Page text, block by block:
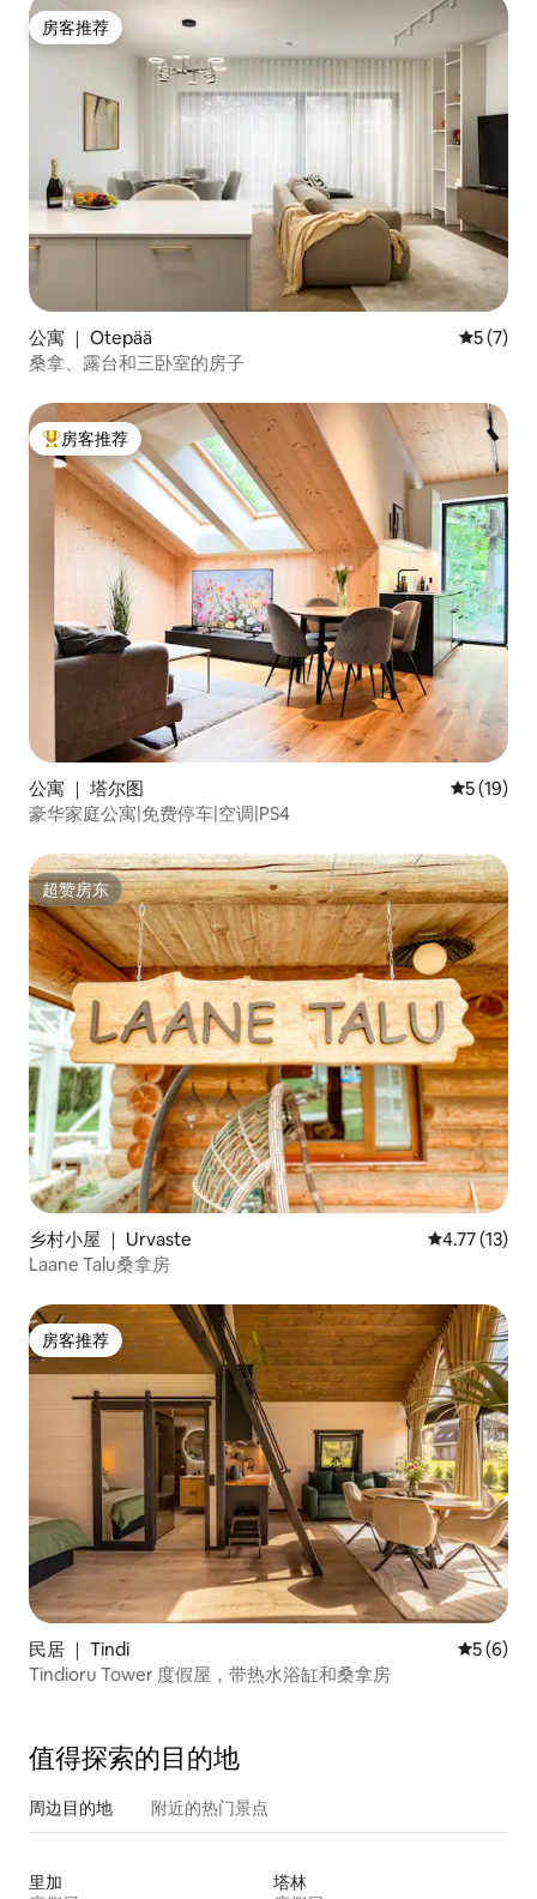
房客推荐
房客推荐
公寓 ｜ Otepää 平均评分
5 (7)
桑拿、露台和三卧室的房子
热门「房客推荐」
房客推荐
公寓 ｜ 塔尔图 平均评分
5 (19)
豪华家庭公寓|免费停车|空调|PS4
超赞房东
超赞房东
乡村小屋 ｜ Urvaste 平均评分
4.77 (13)
Laane Talu桑拿房
房客推荐
房客推荐
民居 ｜ Tindi 平均评分
5 (6)
Tindioru Tower 度假屋，带热水浴缸和桑拿房
值得探索的目的地
周边目的地 附近的热门景点
里加
塔林